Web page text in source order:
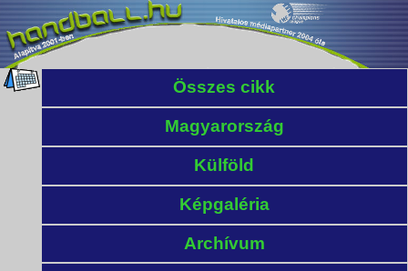
Összes cikk
Magyarország
Külföld
Képgaléria
Archívum